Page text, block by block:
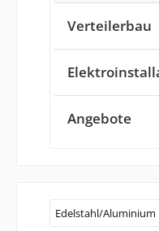
Verteilerbau
Angebote
Edelstahl/Aluminium